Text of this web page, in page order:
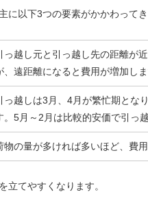
に以下3つの要素がかかわってき
っ越し元と引っ越し先の距離が
、遠距離になると費用が増加しま
っ越しは3月、4月が繁忙期とな
。5月～2月は比較的安価で引っ
物の量が多ければ多いほど、費用
立てやすくなります。